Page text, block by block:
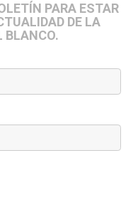
PARA ESTAR
DE LA
BLANCO.